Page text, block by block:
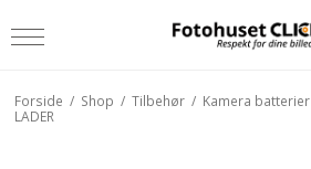
Forside / Shop / Tilbehør / Kamera batterier
LADER